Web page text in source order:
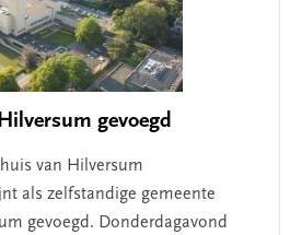
gevoegd
van Hilversum
als zelfstandige gemeente
gevoegd. Donderdagavond